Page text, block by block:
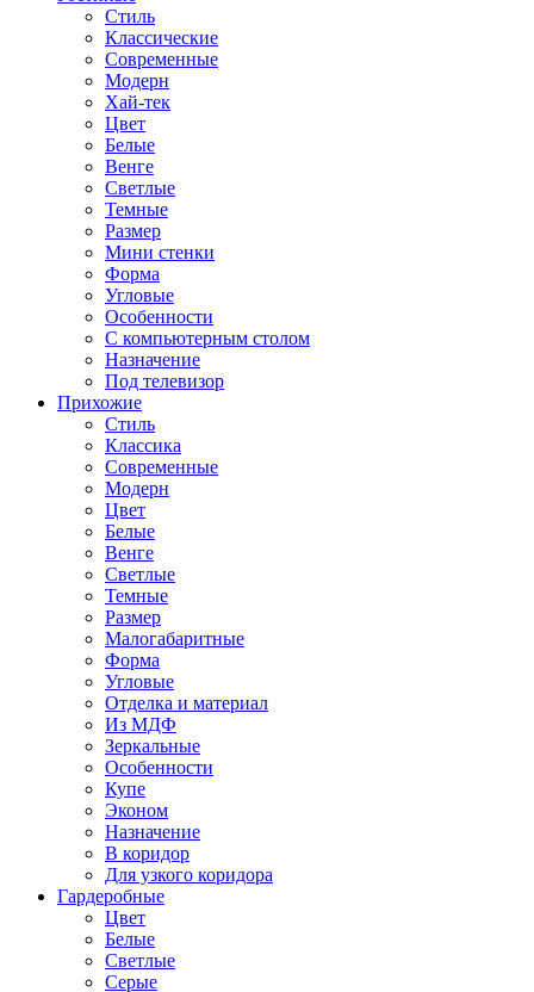
Стиль
Классические
Современные
Модерн
Хай-тек
Цвет
Белые
Венге
Светлые
Темные
Размер
Мини стенки
Форма
Угловые
Особенности
С компьютерным столом
Назначение
Под телевизор
Прихожие
Стиль
Классика
Современные
Модерн
Цвет
Белые
Венге
Светлые
Темные
Размер
Малогабаритные
Форма
Угловые
Отделка и материал
Из МДФ
Зеркальные
Особенности
Купе
Эконом
Назначение
В коридор
Для узкого коридора
Гардеробные
Цвет
Белые
Светлые
Серые